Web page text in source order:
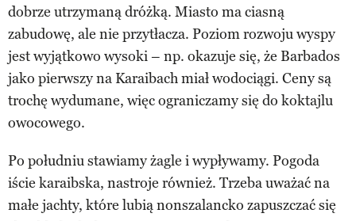
dobrze utrzymaną dróżką. Miasto ma ciasną
zabudowę, ale nie przytłacza. Poziom rozwoju wyspy
jest wyjątkowo wysoki – np. okazuje się, że Barbados
jako pierwszy na Karaibach miał wodociągi. Ceny są
trochę wydumane, więc ograniczamy się do koktajlu
owocowego.
Po południu stawiamy żagle i wypływamy. Pogoda
iście karaibska, nastroje również. Trzeba uważać na
małe jachty, które lubią nonszalancko zapuszczać się